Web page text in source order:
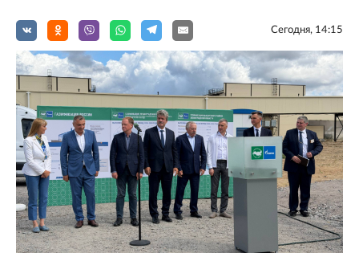
Сегодня, 14:15